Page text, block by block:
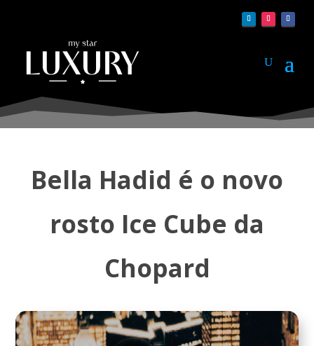
Bella Hadid é o novo
rosto Ice Cube da
Chopard